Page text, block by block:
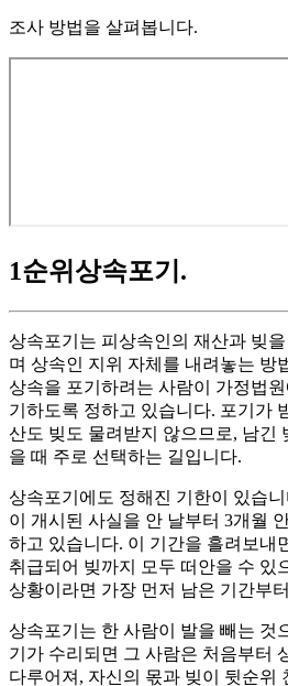
조사 방법을 살펴봅니다.
1순위상속포기 .
상속포기는 피상속인의 재산과 빚
며 상속인 지위 자체를 내려놓는 방
상속을 포기하려는 사람이 가정법
기하도록 정하고 있습니다. 포기가
산도 빚도 물려받지 않으므로, 남긴
을 때 주로 선택하는 길입니다.
상속포기에도 정해진 기한이 있습
이 개시된 사실을 안 날부터 3개월
하고 있습니다. 이 기간을 흘려보내
취급되어 빚까지 모두 떠안을 수 있
상황이라면 가장 먼저 남은 기간부
상속포기는 한 사람이 발을 빼는 것
기가 수리되면 그 사람은 처음부터
다루어져, 자신의 몫과 빚이 뒷순위